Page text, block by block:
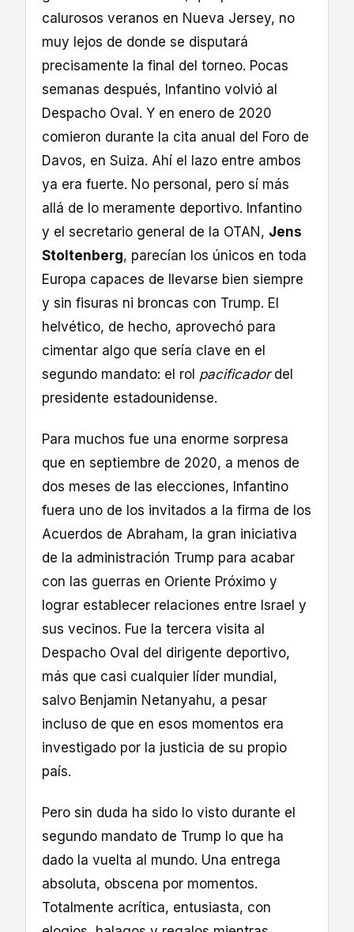
calurosos veranos en Nueva Jersey, no
muy lejos de donde se disputará
precisamente la final del torneo. Pocas
semanas después, Infantino volvió al
Despacho Oval. Y en enero de 2020
comieron durante la cita anual del Foro de
Davos, en Suiza. Ahí el lazo entre ambos
ya era fuerte. No personal, pero sí más
allá de lo meramente deportivo. Infantino
y el secretario general de la OTAN, Jens
Stoltenberg, parecían los únicos en toda
Europa capaces de llevarse bien siempre
y sin fisuras ni broncas con Trump. El
helvético, de hecho, aprovechó para
cimentar algo que sería clave en el
segundo mandato: el rol pacificadordel
presidente estadounidense.
Para muchos fue una enorme sorpresa
que en septiembre de 2020, a menos de
dos meses de las elecciones, Infantino
fuera uno de los invitados a la firma de los
Acuerdos de Abraham, la gran iniciativa
de la administración Trump para acabar
con las guerras en Oriente Próximo y
lograr establecer relaciones entre Israel y
sus vecinos. Fue la tercera visita al
Despacho Oval del dirigente deportivo,
más que casi cualquier líder mundial,
salvo Benjamin Netanyahu, a pesar
incluso de que en esos momentos era
investigado por la justicia de su propio
país.
Pero sin duda ha sido lo visto durante el
segundo mandato de Trump lo que ha
dado la vuelta al mundo. Una entrega
absoluta, obscena por momentos.
Totalmente acrítica, entusiasta, con